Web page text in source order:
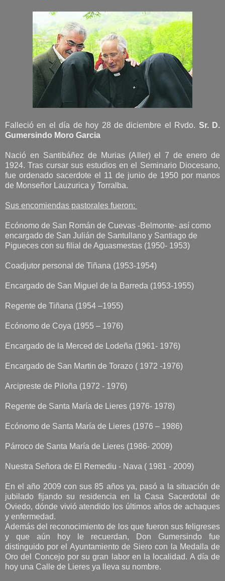
Falleció en el día de hoy 28 de diciembre el Rvdo. Sr. D.
Gumersindo Moro Garcia
Nació en Santibáñez de Murias (Aller) el 7 de enero de
1924. Tras cursar sus estudios en el Seminario Diocesano,
fue ordenado sacerdote el 11 de junio de 1950 por manos
de Monseñor Lauzurica y Torralba.
Sus encomiendas pastorales fueron:
Ecónomo de San Román de Cuevas -Belmonte- así como
encargado de San Julián de Santullano y Santiago de
Pigueces con su filial de Aguasmestas (1950- 1953)
Coadjutor personal de Tiñana (1953-1954)
Encargado de San Miguel de la Barreda (1953-1955)
Regente de Tiñana (1954 –1955)
Ecónomo de Coya (1955 – 1976)
Encargado de la Merced de Lodeña (1961- 1976)
Encargado de San Martin de Torazo ( 1972 -1976)
Arcipreste de Piloña (1972 - 1976)
Regente de Santa María de Lieres (1976- 1978)
Ecónomo de Santa María de Lieres (1976 – 1986)
Párroco de Santa María de Lieres (1986- 2009)
Nuestra Señora de El Remediu - Nava ( 1981 - 2009)
En el año 2009 con sus 85 años ya, pasó a la situación de
jubilado fijando su residencia en la Casa Sacerdotal de
Oviedo, dónde vivió atendido los últimos años de achaques
y enfermedad.
Además del reconocimiento de los que fueron sus feligreses
y que aún hoy le recuerdan, Don Gumersindo fue
distinguido por el Ayuntamiento de Siero con la Medalla de
Oro del Concejo por su gran labor en la localidad. A día de
hoy una Calle de Lieres ya lleva su nombre.